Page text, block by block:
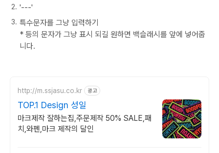
'---'
특수문자를 그냥 입력하기
* 등의 문자가 그냥 표시 되길 원하면 백슬래시를 앞에 넣어줍
니다.
http://m.ssjasu.co.kr 광고
TOP.1 Design 성일
마크제작 잘하는집,주문제작 50% SALE,패
치,와펜,마크 제작의 달인